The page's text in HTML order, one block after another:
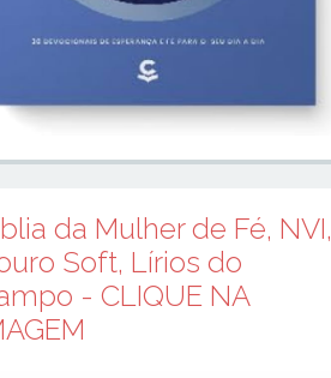
da Mulher de Fé, NVI,
Soft, Lírios do
- CLIQUE NA